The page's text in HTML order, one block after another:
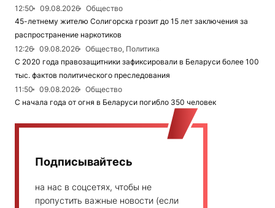
12:50
09.08.2026
Общество
45-летнему жителю Солигорска грозит до 15 лет заключения за
распространение наркотиков
12:26
09.08.2026
Общество, Политика
С 2020 года правозащитники зафиксировали в Беларуси более 100
тыс. фактов политического преследования
11:50
09.08.2026
Общество
С начала года от огня в Беларуси погибло 350 человек
Подписывайтесь
на нас в соцсетях, чтобы не
пропустить важные новости (если